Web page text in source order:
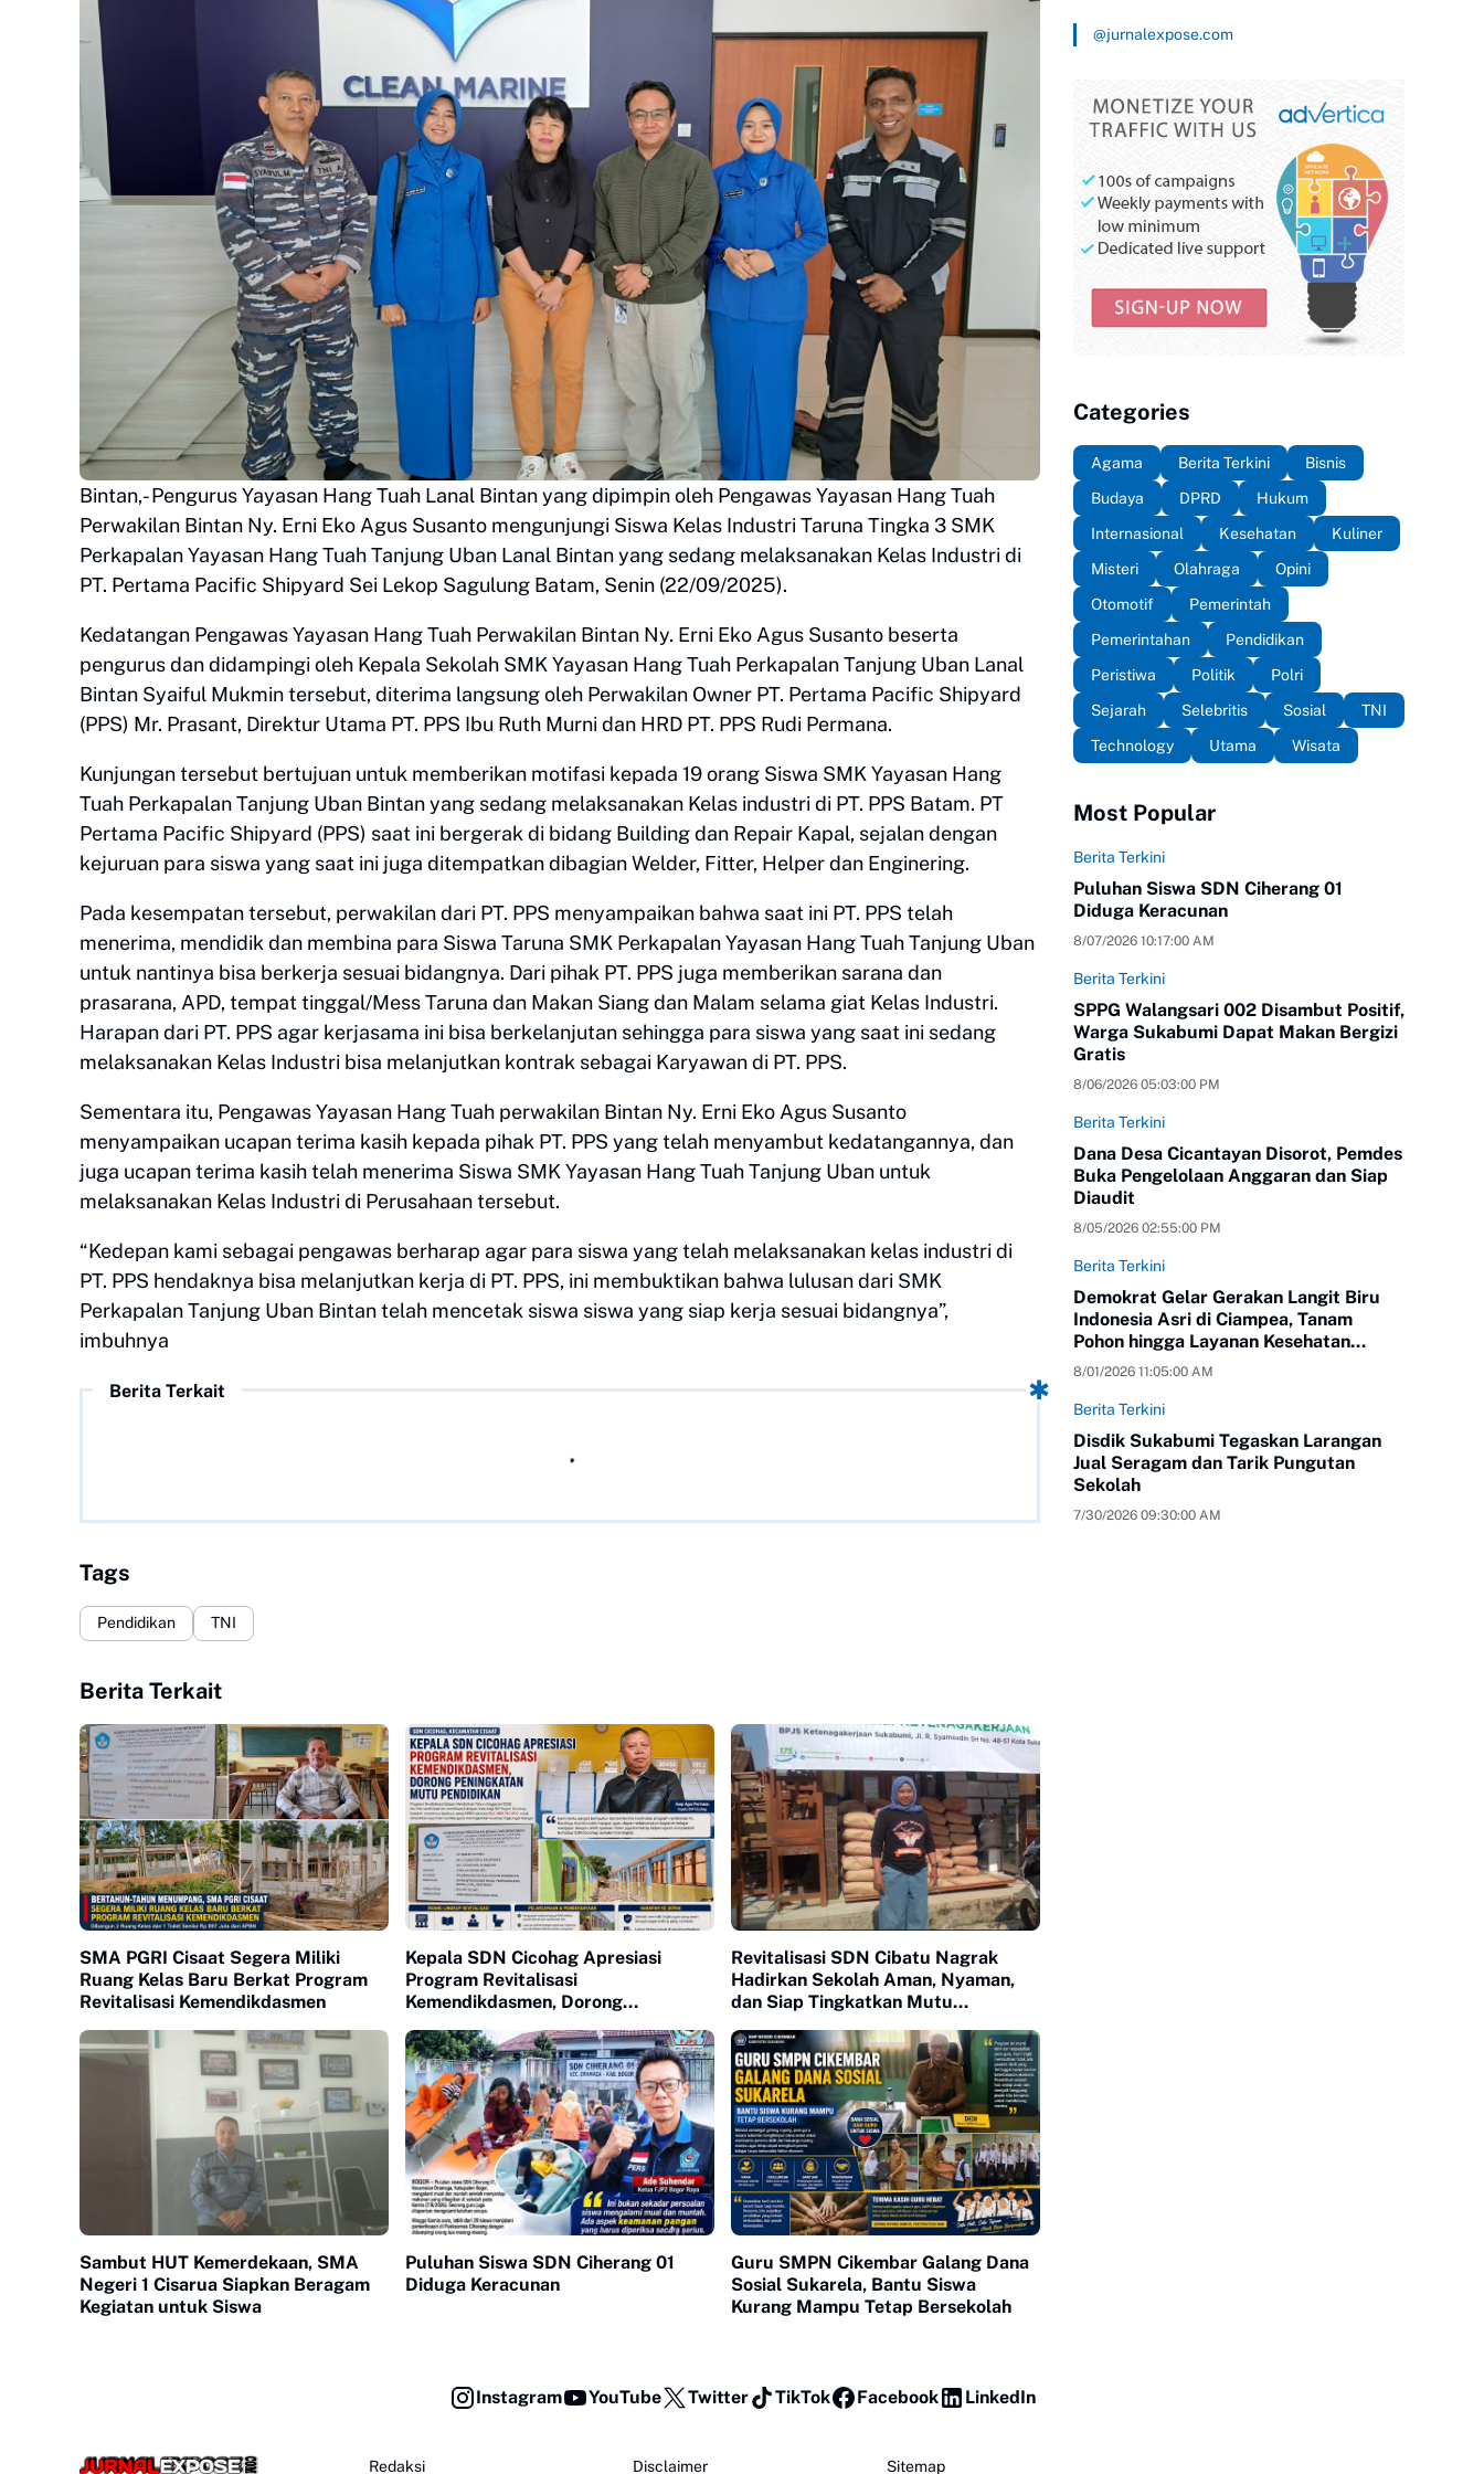
Bintan,- Pengurus Yayasan Hang Tuah Lanal Bintan yang dipimpin oleh Pengawas Yayasan Hang Tuah
Perwakilan Bintan Ny. Erni Eko Agus Susanto mengunjungi Siswa Kelas Industri Taruna Tingka 3 SMK
Perkapalan Yayasan Hang Tuah Tanjung Uban Lanal Bintan yang sedang melaksanakan Kelas Industri di
PT. Pertama Pacific Shipyard Sei Lekop Sagulung Batam, Senin (22/09/2025).
Kedatangan Pengawas Yayasan Hang Tuah Perwakilan Bintan Ny. Erni Eko Agus Susanto beserta
pengurus dan didampingi oleh Kepala Sekolah SMK Yayasan Hang Tuah Perkapalan Tanjung Uban Lanal
Bintan Syaiful Mukmin tersebut, diterima langsung oleh Perwakilan Owner PT. Pertama Pacific Shipyard
(PPS) Mr. Prasant, Direktur Utama PT. PPS Ibu Ruth Murni dan HRD PT. PPS Rudi Permana.
Kunjungan tersebut bertujuan untuk memberikan motifasi kepada 19 orang Siswa SMK Yayasan Hang
Tuah Perkapalan Tanjung Uban Bintan yang sedang melaksanakan Kelas industri di PT. PPS Batam. PT
Pertama Pacific Shipyard (PPS) saat ini bergerak di bidang Building dan Repair Kapal, sejalan dengan
kejuruan para siswa yang saat ini juga ditempatkan dibagian Welder, Fitter, Helper dan Enginering.
Pada kesempatan tersebut, perwakilan dari PT. PPS menyampaikan bahwa saat ini PT. PPS telah
menerima, mendidik dan membina para Siswa Taruna SMK Perkapalan Yayasan Hang Tuah Tanjung Uban
untuk nantinya bisa berkerja sesuai bidangnya. Dari pihak PT. PPS juga memberikan sarana dan
prasarana, APD, tempat tinggal/Mess Taruna dan Makan Siang dan Malam selama giat Kelas Industri.
Harapan dari PT. PPS agar kerjasama ini bisa berkelanjutan sehingga para siswa yang saat ini sedang
melaksanakan Kelas Industri bisa melanjutkan kontrak sebagai Karyawan di PT. PPS.
Sementara itu, Pengawas Yayasan Hang Tuah perwakilan Bintan Ny. Erni Eko Agus Susanto
menyampaikan ucapan terima kasih kepada pihak PT. PPS yang telah menyambut kedatangannya, dan
juga ucapan terima kasih telah menerima Siswa SMK Yayasan Hang Tuah Tanjung Uban untuk
melaksanakan Kelas Industri di Perusahaan tersebut.
“Kedepan kami sebagai pengawas berharap agar para siswa yang telah melaksanakan kelas industri di
PT. PPS hendaknya bisa melanjutkan kerja di PT. PPS, ini membuktikan bahwa lulusan dari SMK
Perkapalan Tanjung Uban Bintan telah mencetak siswa siswa yang siap kerja sesuai bidangnya”,
imbuhnya
Berita Terkait
Tags
Pendidikan TNI
Berita Terkait
SMA PGRI Cisaat Segera Miliki
Ruang Kelas Baru Berkat Program
Revitalisasi Kemendikdasmen
Kepala SDN Cicohag Apresiasi
Program Revitalisasi
Kemendikdasmen, Dorong
Revitalisasi SDN Cibatu Nagrak
Hadirkan Sekolah Aman, Nyaman,
dan Siap Tingkatkan Mutu
Sambut HUT Kemerdekaan, SMA
Negeri 1 Cisarua Siapkan Beragam
Kegiatan untuk Siswa
Puluhan Siswa SDN Ciherang 01
Diduga Keracunan
Guru SMPN Cikembar Galang Dana
Sosial Sukarela, Bantu Siswa
Kurang Mampu Tetap Bersekolah
@jurnalexpose.com
Categories
Agama Berita Terkini
Bisnis
Budaya
DPRD
Hukum
Internasional
Kesehatan
Kuliner
Misteri
Olahraga
Opini
Otomotif
Pemerintah
Pemerintahan
Pendidikan
Peristiwa
Politik
Polri
Sejarah
Selebritis Sosial
TNI
Technology
Utama Wisata
Most Popular
Berita Terkini
Puluhan Siswa SDN Ciherang 01
Diduga Keracunan
8/07/2026 10:17:00 AM
Berita Terkini
SPPG Walangsari 002 Disambut Positif,
Warga Sukabumi Dapat Makan Bergizi
Gratis
8/06/2026 05:03:00 PM
Berita Terkini
Dana Desa Cicantayan Disorot, Pemdes
Buka Pengelolaan Anggaran dan Siap
Diaudit
8/05/2026 02:55:00 PM
Berita Terkini
Demokrat Gelar Gerakan Langit Biru
Indonesia Asri di Ciampea, Tanam
Pohon hingga Layanan Kesehatan
Gratis
8/01/2026 11:05:00 AM
Berita Terkini
Disdik Sukabumi Tegaskan Larangan
Jual Seragam dan Tarik Pungutan
Sekolah
7/30/2026 09:30:00 AM
Instagram YouTube Twitter TikTok Facebook LinkedIn
Redaksi Disclaimer Sitemap